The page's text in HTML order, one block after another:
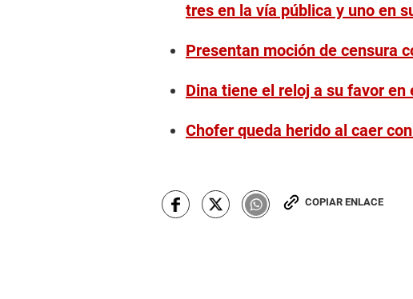
tres en la vía pública y uno en
Presentan moción de censura
Dina tiene el reloj a su favor en
Chofer queda herido al caer
COPIAR ENLACE